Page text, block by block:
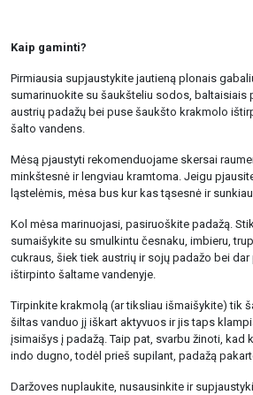
Kaip gaminti?
Pirmiausia supjaustykite jautieną plonais
sumarinuokite su šaukšteliu sodos, baltaisiais
austrių padažų bei puse šaukšto krakmolo
šalto vandens.
Mėsą pjaustyti rekomenduojame skersai
minkštesnė ir lengviau kramtoma. Jeigu
ląstelėmis, mėsa bus kur kas tąsesnė ir
Kol mėsa marinuojasi, pasiruoškite padažą.
sumaišykite su smulkintu česnaku, imbieru,
cukraus, šiek tiek austrių ir sojų padažo bei
ištirpinto šaltame vandenyje.
Tirpinkite krakmolą (ar tiksliau išmaišykite) tik
šiltas vanduo jį iškart aktyvuos ir jis taps
įsimaišys į padažą. Taip pat, svarbu žinoti, kad
indo dugno, todėl prieš supilant, padažą
Daržoves nuplaukite, nusausinkite ir